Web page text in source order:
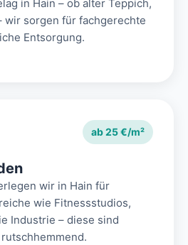
in Hain – ob alter Teppich,
wir sorgen für fachgerechte
Entsorgung.
ab 25 €/m²
wir in Hain für
wie Fitnessstudios,
Industrie – diese sind